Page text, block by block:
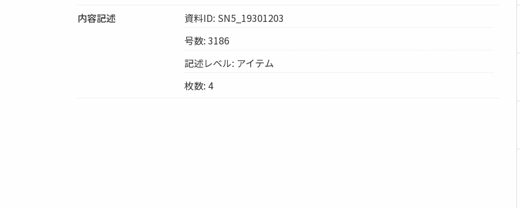
内容記述
資料ID: SN5_19301203
号数: 3186
記述レベル: アイテム
枚数: 4